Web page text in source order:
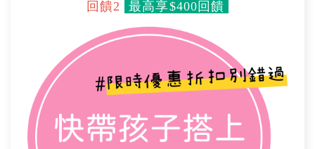
回饋2 最高享$400回饋